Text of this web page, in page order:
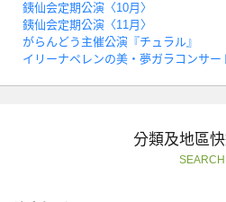
銕仙会定期公演〈10月〉
銕仙会定期公演〈11月〉
がらんどう主催公演『チュラル』
イリーナペレンの美・夢ガラコンサ
分類及地區快
SEARCH